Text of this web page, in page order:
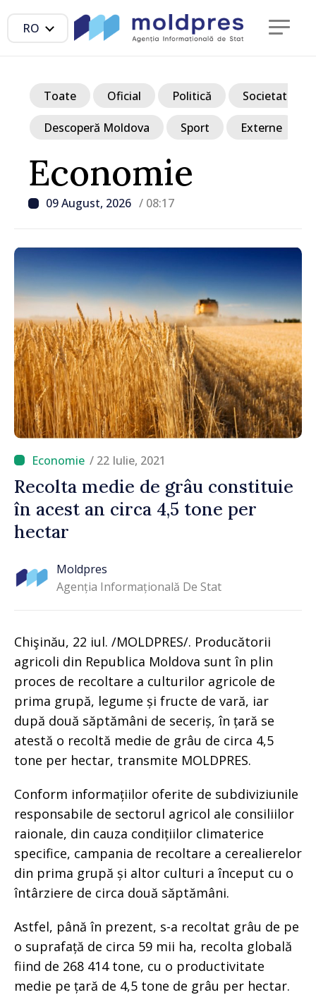
RO
Economie
09 August, 2026 / 08:17
Toate Oficial Politică Societate
Descoperă Moldova Sport Externe
/ 22 Iulie, 2021
Recolta medie de grâu constituie
în acest an circa 4,5 tone per
hectar
Moldpres
Agenția Informațională De Stat
Chişinău, 22 iul. /MOLDPRES/. Producătorii
agricoli din Republica Moldova sunt în plin
proces de recoltare a culturilor agricole de
prima grupă, legume și fructe de vară, iar
după două săptămâni de seceriș, în țară se
atestă o recoltă medie de grâu de circa 4,5
tone per hectar, transmite MOLDPRES.
Conform informațiilor oferite de subdiviziunile
responsabile de sectorul agricol ale consiliilor
raionale, din cauza condițiilor climaterice
specifice, campania de recoltare a cerealierelor
din prima grupă și altor culturi a început cu o
întârziere de circa două săptămâni.
Astfel, până în prezent, s-a recoltat grâu de pe
o suprafață de circa 59 mii ha, recolta globală
fiind de 268 414 tone, cu o productivitate
medie pe țară de 4,5 tone de grâu per hectar.